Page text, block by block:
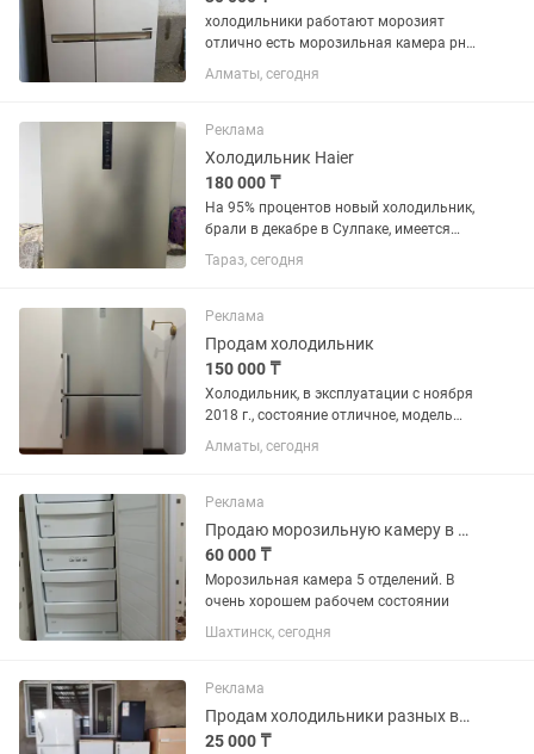
холодильники работают морозият
отлично есть морозильная камера рн
калкаман 30000 и выше
Алматы, сегодня
Реклама
Холодильник Haier
180 000 ₸
На 95% процентов новый холодильник,
брали в декабре в Сулпаке, имеется
чек, пользовались 2 или 3 месяца, в
связи с переездом продаем за 180 тыс.
немного тусклый из за...
Тараз, сегодня
Реклама
Продам холодильник
150 000 ₸
Холодильник, в эксплуатации с ноября
2018 г., состояние отличное, модель
указана в фото
Алматы, сегодня
Реклама
Продаю морозильную камеру в очень хорошем состоянии
60 000 ₸
Морозильная камера 5 отделений. В
очень хорошем рабочем состоянии
Шахтинск, сегодня
Реклама
Продам холодильники разных видов в хорошем рабочем состоянии с доставкой по
25 000 ₸